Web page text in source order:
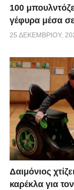
100
γέφυρα μέσα
25 ΔΕΚΕΜΒΡΊΟΥ,
Δαιμόνιος
καρέκλα για